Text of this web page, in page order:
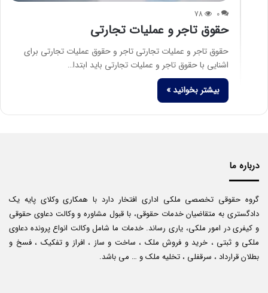
0
78
حقوق تاجر و عملیات تجارتی
حقوق تاجر و عملیات تجارتی تاجر و حقوق عملیات تجارتی برای
اشنایی با حقوق تاجر و عملیات تجارتی باید ابتدا…
بیشتر بخوانید »
درباره ما
گروه حقوقی تخصصی ملکی اداری افتخار دارد با همکاری وکلای پایه یک
دادگستری به متقاضیان خدمات حقوقی، با قبول مشاوره و وکالت دعاوی حقوقی
و کیفری در امور ملکی، یاری رساند. خدمات ما شامل وکالت انواع پرونده دعاوی
ملکی و ثبتی ، خرید و فروش ملک ، ساخت و ساز ، افراز و تفکیک ، فسخ و
بطلان قرارداد ، سرقفلی ، تخلیه ملک و … می باشد.